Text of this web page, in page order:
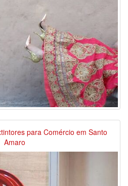
para Comércio em Santo
Amaro